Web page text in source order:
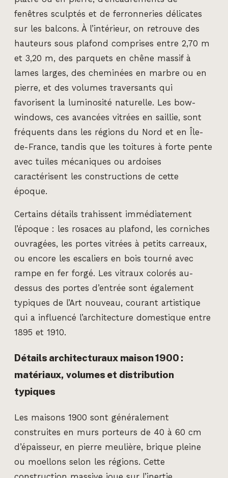
fenêtres sculptés et de ferronneries délicates
sur les balcons. À l’intérieur, on retrouve des
hauteurs sous plafond comprises entre 2,70 m
et 3,20 m, des parquets en chêne massif à
lames larges, des cheminées en marbre ou en
pierre, et des volumes traversants qui
favorisent la luminosité naturelle. Les bow-
windows, ces avancées vitrées en saillie, sont
fréquents dans les régions du Nord et en Île-
de-France, tandis que les toitures à forte pente
avec tuiles mécaniques ou ardoises
caractérisent les constructions de cette
époque.
Certains détails trahissent immédiatement
l’époque : les rosaces au plafond, les corniches
ouvragées, les portes vitrées à petits carreaux,
ou encore les escaliers en bois tourné avec
rampe en fer forgé. Les vitraux colorés au-
dessus des portes d’entrée sont également
typiques de l’Art nouveau, courant artistique
qui a influencé l’architecture domestique entre
1895 et 1910.
Détails architecturaux maison 1900 :
matériaux, volumes et distribution
typiques
Les maisons 1900 sont généralement
construites en murs porteurs de 40 à 60 cm
d’épaisseur, en pierre meulière, brique pleine
ou moellons selon les régions. Cette